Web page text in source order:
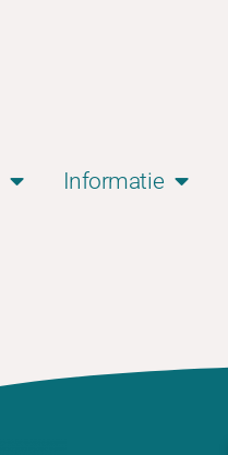
Informatie